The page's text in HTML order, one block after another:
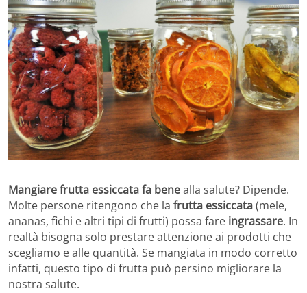
Mangiare frutta essiccata fa benealla salute? Dipende.
Molte persone ritengono che la frutta essiccata(mele,
ananas, fichi e altri tipi di frutti) possa fare ingrassare. In
realtà bisogna solo prestare attenzione ai prodotti che
scegliamo e alle quantità. Se mangiata in modo corretto
infatti, questo tipo di frutta può persino migliorare la
nostra salute.